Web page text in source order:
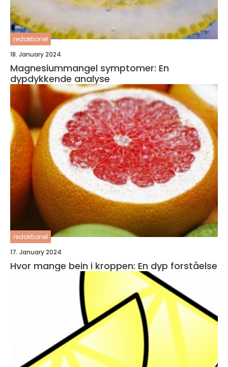
redaktionel
18. January 2024
Magnesiummangel symptomer: En
dypdykkende analyse
redaktionel
17. January 2024
Hvor mange bein i kroppen: En dyp forståelse